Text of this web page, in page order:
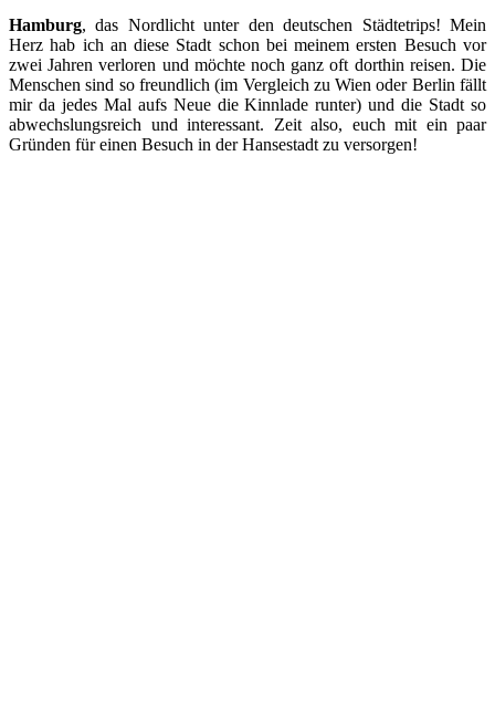
Hamburg, das Nordlicht unter den deutschen Städtetrips! Mein
Herz hab ich an diese Stadt schon bei meinem ersten Besuch vor
zwei Jahren verloren und möchte noch ganz oft dorthin reisen. Die
Menschen sind so freundlich (im Vergleich zu Wien oder Berlin fällt
mir da jedes Mal aufs Neue die Kinnlade runter) und die Stadt so
abwechslungsreich und interessant. Zeit also, euch mit ein paar
Gründen für einen Besuch in der Hansestadt zu versorgen!